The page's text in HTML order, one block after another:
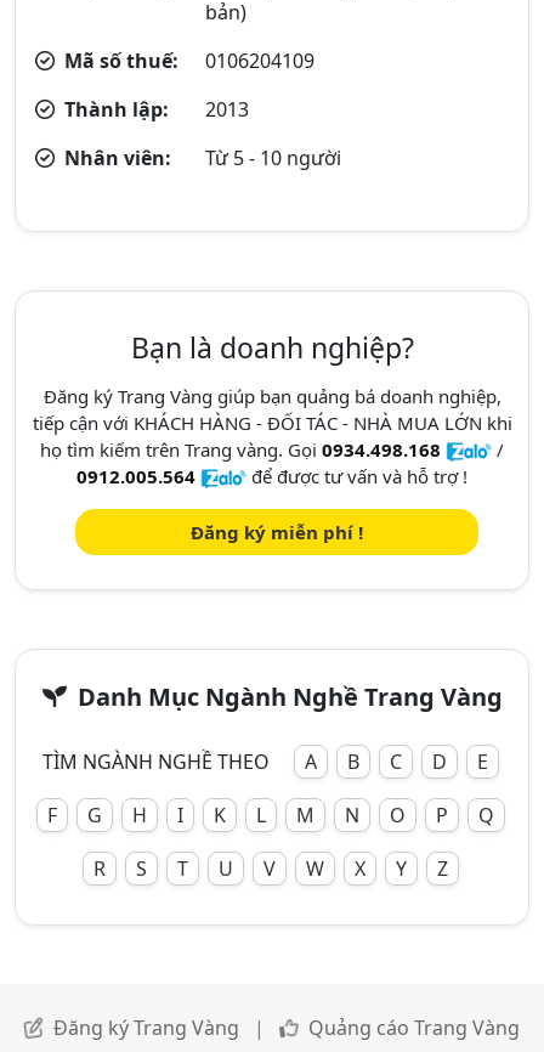
bản)
Mã số thuế:
0106204109
Thành lập:
2013
Nhân viên:
Từ 5 - 10 người
Bạn là doanh nghiệp?
Đăng ký Trang Vàng giúp bạn quảng bá doanh nghiệp,
tiếp cận với KHÁCH HÀNG - ĐỐI TÁC - NHÀ MUA LỚN khi
họ tìm kiếm trên Trang vàng. Gọi 0934.498.168
/
0912.005.564
để được tư vấn và hỗ trợ !
Đăng ký miễn phí !
Danh Mục Ngành Nghề Trang Vàng
TÌM NGÀNH NGHỀ THEO A B C D
E
F
G H I K L M N O P
Q
R
S T U V W X Y Z
Đăng ký Trang Vàng | Quảng cáo Trang Vàng